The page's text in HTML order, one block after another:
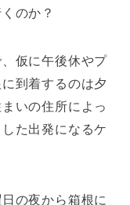
のか？
仮に午後休やプ
到着するのは夕
いの住所によっ
た出発になるケ
の夜から箱根に